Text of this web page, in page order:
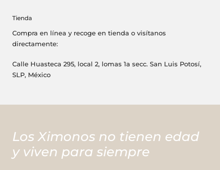
Tienda
Compra en línea y recoge en tienda o visítanos
directamente:
Calle Huasteca 295, local 2, lomas 1a secc. San Luis Potosí,
SLP, México
Los Ximonos no tienen edad
y viven para siempre